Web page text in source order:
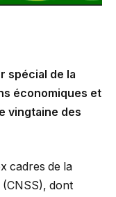
spécial de la
économiques et
vingtaine des
cadres de la
(CNSS), dont